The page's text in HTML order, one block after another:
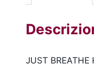
JUST BREATHE